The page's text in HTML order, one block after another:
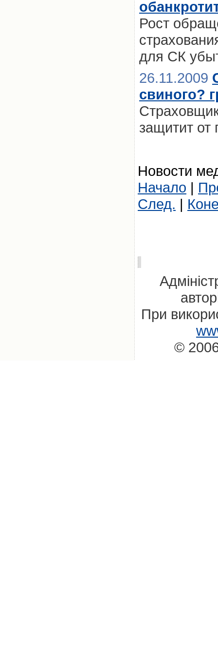
Рост
для СК
26.11.2009
свиного?
защитит от
Новости
Начало |
След. |
При
©